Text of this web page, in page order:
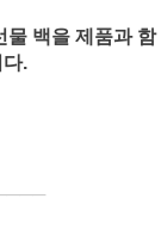
백을 제품과 함
.